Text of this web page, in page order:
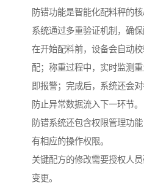
防错功能是智能化配料秤的核
系统通过多重验证机制，确保
在开始配料前，设备会自动
配；称重过程中，实时监测
即报警；完成后，系统还会
防止异常数据流入下一环节。
防错系统还包含权限管理功
有相应的操作权限。
关键配方的修改需要授权人
变更。